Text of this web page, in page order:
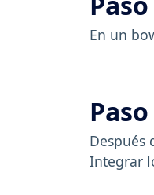
En un
Después
Integrar